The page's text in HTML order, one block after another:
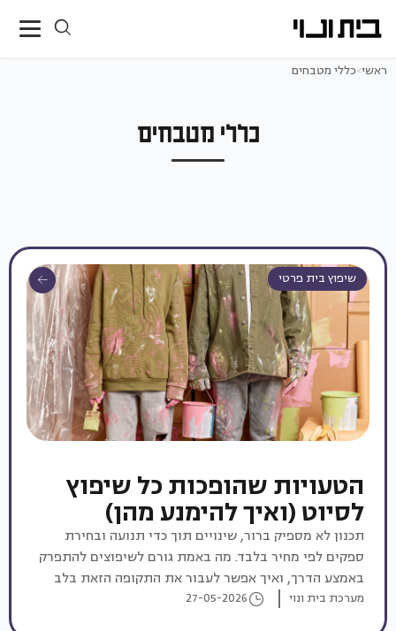
ראשי>כללי מטבחים
כללי מטבחים
שיפוץ בית פרטי
הטעויות שהופכות כל שיפוץ
לסיוט (ואיך להימנע מהן)
תכנון לא מספיק ברור, שינויים תוך כדי תנועה ובחירת
ספקים לפי מחיר בלבד. מה באמת גורם לשיפוצים להתפרק
באמצע הדרך, ואיך אפשר לעבור את התקופה הזאת בלב
שקט?
מערכת בית ונוי 27-05-2026